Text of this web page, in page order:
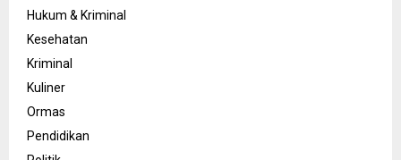
Hukum & Kriminal
Kesehatan
Kriminal
Kuliner
Ormas
Pendidikan